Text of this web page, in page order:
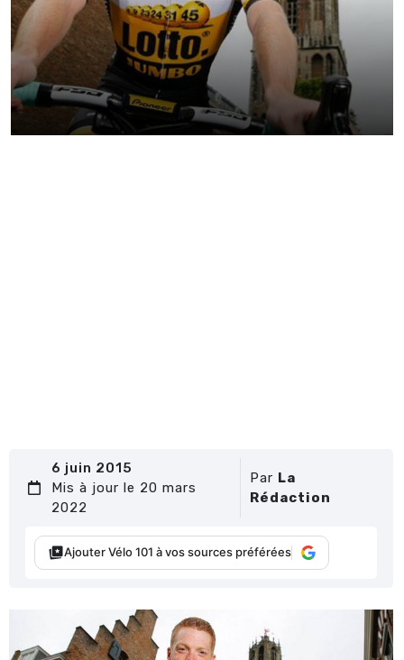
6 juin 2015
Mis à jour le 20 mars
2022
Par La
Rédaction
Ajouter Vélo 101 à vos sources préférées